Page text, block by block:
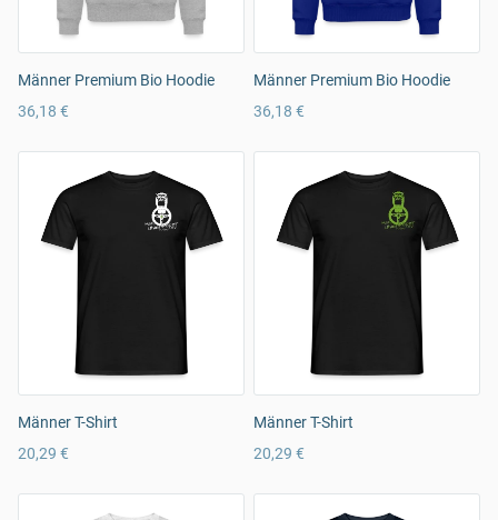
Männer Premium Bio Hoodie
36,18 €
Männer Premium Bio Hoodie
36,18 €
Männer T-Shirt
20,29 €
Männer T-Shirt
20,29 €